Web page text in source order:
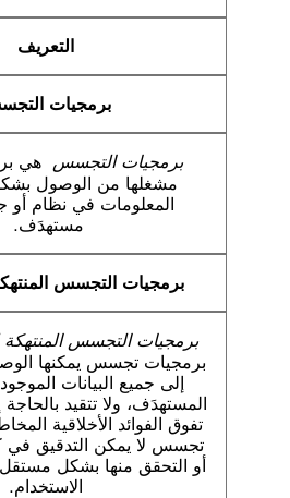
التعريف
برمجيات
برمجيات التجسس هي
مشغلها من الوصول
المعلومات في نظام أو
مستهدَف.
برمجياتالتجسس
برمجيات التجسس
برمجيات تجسس يمكنها
إلى جميع البيانات
المستهدَف، ولا تتقيد
تفوق الفوائد الأخلاقية
تجسس لا يمكن التدقيق في
أو التحقق منها بشكل
الاستخدام.